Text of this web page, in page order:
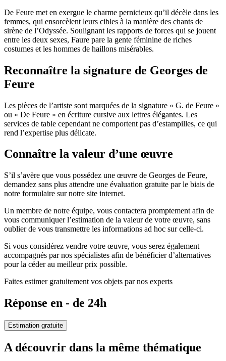
De Feure met en exergue le charme pernicieux qu’il décèle dans les
femmes, qui ensorcèlent leurs cibles à la manière des chants de
sirène de l’Odyssée. Soulignant les rapports de forces qui se jouent
entre les deux sexes, Faure pare la gente féminine de riches
costumes et les hommes de haillons misérables.
Reconnaître la signature de Georges de
Feure
Les pièces de l’artiste sont marquées de la signature « G. de Feure »
ou « De Feure » en écriture cursive aux lettres élégantes. Les
services de table cependant ne comportent pas d’estampilles, ce qui
rend l’expertise plus délicate.
Connaître la valeur d’une œuvre
S’il s’avère que vous possédez une œuvre de Georges de Feure,
demandez sans plus attendre une évaluation gratuite par le biais de
notre formulaire sur notre site internet.
Un membre de notre équipe, vous contactera promptement afin de
vous communiquer l’estimation de la valeur de votre œuvre, sans
oublier de vous transmettre les informations ad hoc sur celle-ci.
Si vous considérez vendre votre œuvre, vous serez également
accompagnés par nos spécialistes afin de bénéficier d’alternatives
pour la céder au meilleur prix possible.
Faites estimer gratuitement vos objets par nos experts
Réponse en - de 24h
Estimation gratuite
A découvrir dans la même thématique